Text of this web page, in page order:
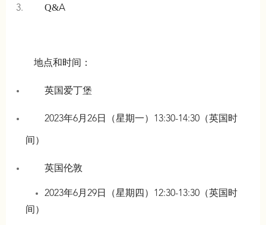
Q&A
地点和时间：
英国爱丁堡
2023年6月26日（星期一）13:30-14:30（英国时
间）
英国伦敦
2023年6月29日（星期四）12:30-13:30（英国时
间）